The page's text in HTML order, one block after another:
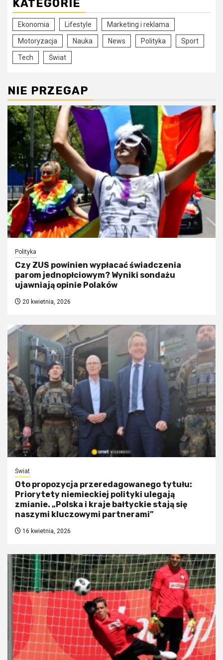
KATEGORIE
Ekonomia Lifestyle Marketing i reklama
Motoryzacja Nauka News Polityka Sport
Tech Świat
NIE PRZEGAP
Polityka
Czy ZUS powinien wypłacać świadczenia
parom jednopłciowym? Wyniki sondażu
ujawniają opinie Polaków
20 kwietnia, 2026
Świat
Oto propozycja przeredagowanego tytułu:
Priorytety niemieckiej polityki ulegają
zmianie. „Polska i kraje bałtyckie stają się
naszymi kluczowymi partnerami”
16 kwietnia, 2026